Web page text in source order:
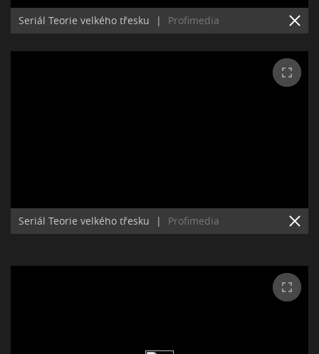
Seriál Teorie velkého třesku | Profimedia
Seriál Teorie velkého třesku | Profimedia